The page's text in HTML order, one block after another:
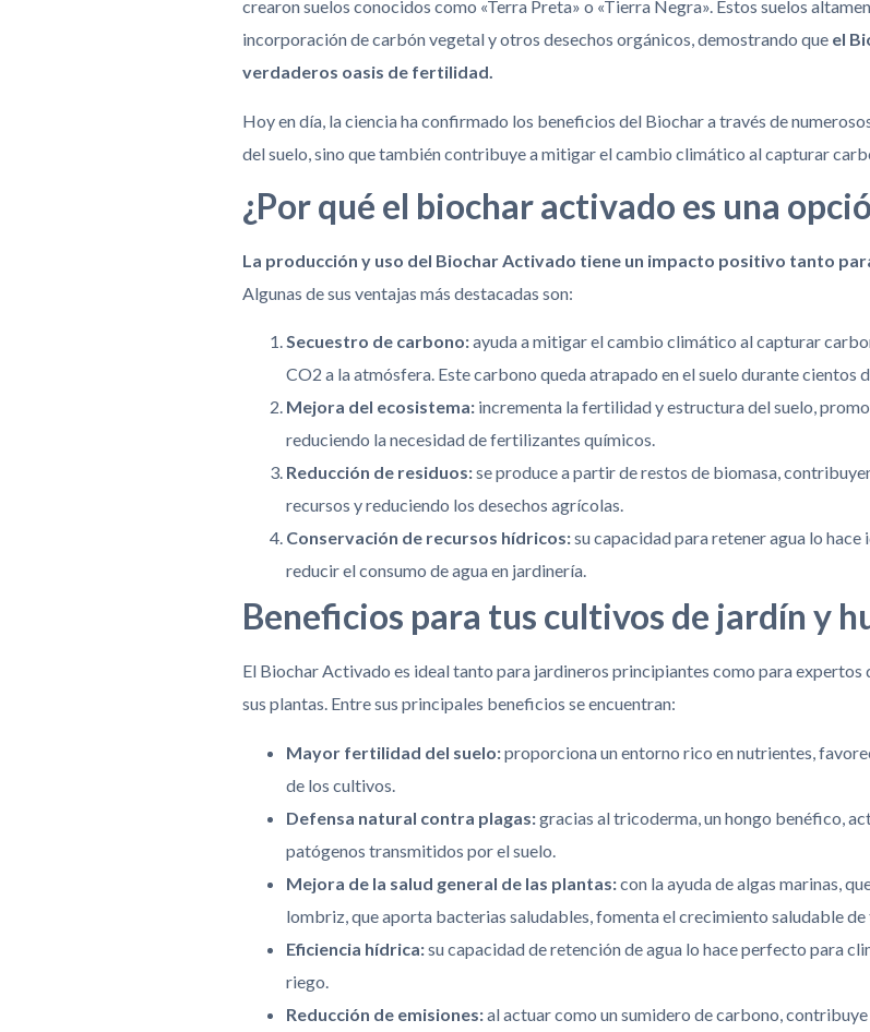
crearon suelos conocidos como «Terra Preta» o «Tierra Negra». Estos suelos
incorporación de carbón vegetal y otros desechos orgánicos, demostrando que el
verdaderos oasis de fertilidad.
Hoy en día, la ciencia ha confirmado los beneficios del Biochar a través de
del suelo, sino que también contribuye a mitigar el cambio climático al capturar
¿Por qué el biochar activado es una
La producción y uso del Biochar Activado tiene un impacto positivo tanto
Algunas de sus ventajas más destacadas son:
Secuestro de carbono:ayuda a mitigar el cambio climático al capturar
CO2 a la atmósfera. Este carbono queda atrapado en el suelo durante cientos
Mejora del ecosistema: incrementa la fertilidad y estructura del suelo,
reduciendo la necesidad de fertilizantes químicos.
Reducción de residuos:se produce a partir de restos de biomasa,
recursos y reduciendo los desechos agrícolas.
Conservación de recursos hídricos:su capacidad para retener agua lo
reducir el consumo de agua en jardinería.
Beneficios para tus cultivos de jardín y
El Biochar Activado es ideal tanto para jardineros principiantes como para expertos
sus plantas. Entre sus principales beneficios se encuentran:
Mayor fertilidad del suelo:proporciona un entorno rico en nutrientes,
de los cultivos.
Defensa natural contra plagas:gracias al tricoderma, un hongo benéfico,
patógenos transmitidos por el suelo.
Mejora de la salud general de las plantas:con la ayuda de algas marinas,
lombriz, que aporta bacterias saludables, fomenta el crecimiento saludable de
Eficiencia hídrica:su capacidad de retención de agua lo hace perfecto para
riego.
Reducción de emisiones:al actuar como un sumidero de carbono,